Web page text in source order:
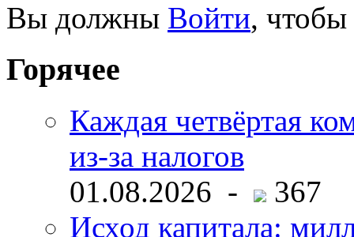
Вы должны Войти, чтобы
Горячее
Каждая четвёртая
из-за налогов
01.08.2026 -
367
Исход капитала: